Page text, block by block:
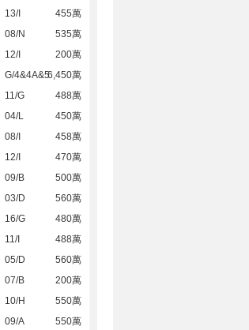
13/I
455萬
08/N
535萬
12/I
200萬
G/4&4A&56,450萬
11/G
488萬
04/L
450萬
08/I
458萬
12/I
470萬
09/B
500萬
03/D
560萬
16/G
480萬
11/I
488萬
05/D
560萬
07/B
200萬
10/H
550萬
09/A
550萬